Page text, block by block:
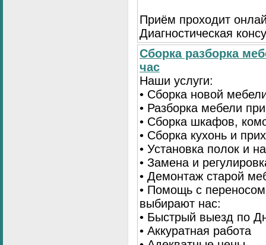
Приём проходит
Диагностическая
Сборка разборка
час
Наши услуги:
• Сборка новой
• Разборка мебели
• Сборка шкафов,
• Сборка кухонь и
• Установка полок и
• Замена и
• Демонтаж старой
• Помощь с
выбирают нас:
• Быстрый выезд по
• Аккуратная работа